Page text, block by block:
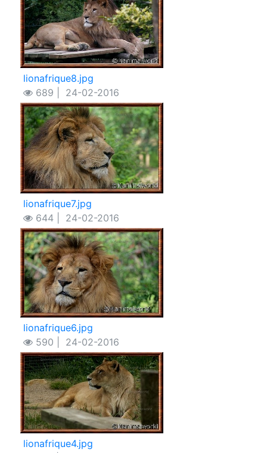
lionafrique8.jpg
689 |
24-02-2016
lionafrique7.jpg
644 |
24-02-2016
lionafrique6.jpg
590 |
24-02-2016
lionafrique4.jpg